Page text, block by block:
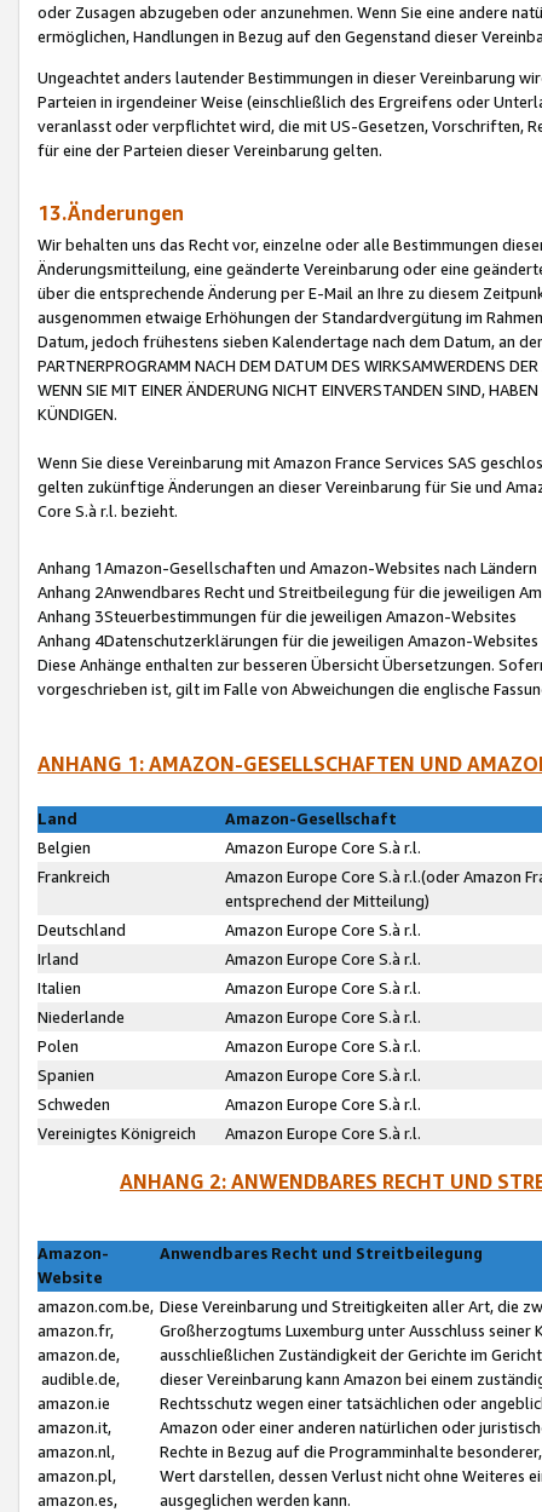
oder Zusagen abzugeben oder anzunehmen. Wenn Sie eine andere
ermöglichen, Handlungen in Bezug auf den Gegenstand dieser
Ungeachtet anders lautender Bestimmungen in dieser Vereinbarung
Parteien in irgendeiner Weise (einschließlich des Ergreifens oder
veranlasst oder verpflichtet wird, die mit US-Gesetzen, Vorschriften,
für eine der Parteien dieser Vereinbarung gelten.
13.Änderungen
Wir behalten uns das Recht vor, einzelne oder alle Bestimmungen
Änderungsmitteilung, eine geänderte Vereinbarung oder eine
über die entsprechende Änderung per E-Mail an Ihre zu diesem
ausgenommen etwaige Erhöhungen der Standardvergütung im
Datum, jedoch frühestens sieben Kalendertage nach dem Datum, an
PARTNERPROGRAMM NACH DEM DATUM DES WIRKSAMWERDENS
WENN SIE MIT EINER ÄNDERUNG NICHT EINVERSTANDEN SIND,
KÜNDIGEN.
Wenn Sie diese Vereinbarung mit Amazon France Services SAS
gelten zukünftige Änderungen an dieser Vereinbarung für Sie und
Core S.à r.l. bezieht.
Anhang 1Amazon-Gesellschaften und Amazon-Websites nach Ländern
Anhang 2Anwendbares Recht und Streitbeilegung für die jeweiligen
Anhang 3Steuerbestimmungen für die jeweiligen Amazon-Websites
Anhang 4Datenschutzerklärungen für die jeweiligen Amazon-Websites
Diese Anhänge enthalten zur besseren Übersicht Übersetzungen.
vorgeschrieben ist, gilt im Falle von Abweichungen die englische
ANHANG 1: AMAZON-GESELLSCHAFTEN UND
Land
Amazon-Gesellschaft
Belgien
Amazon Europe Core S.à r.l.
Frankreich
Amazon Europe Core S.à r.l.(oder Amazon
entsprechend der Mitteilung)
Deutschland
Amazon Europe Core S.à r.l.
Irland
Amazon Europe Core S.à r.l.
Italien
Amazon Europe Core S.à r.l.
Niederlande
Amazon Europe Core S.à r.l.
Polen
Amazon Europe Core S.à r.l.
Spanien
Amazon Europe Core S.à r.l.
Schweden
Amazon Europe Core S.à r.l.
Vereinigtes Königreich
Amazon Europe Core S.à r.l.
ANHANG 2: ANWENDBARES RECHT UND
Amazon-
Website
Anwendbares Recht und Streitbeilegung
amazon.com.be,
amazon.fr,
amazon.de,
audible.de,
amazon.ie
amazon.it,
amazon.nl,
amazon.pl,
amazon.es,
Diese Vereinbarung und Streitigkeiten aller Art, die
Großherzogtums Luxemburg unter Ausschluss
ausschließlichen Zuständigkeit der Gerichte im
dieser Vereinbarung kann Amazon bei einem
Rechtsschutz wegen einer tatsächlichen oder
Amazon oder einer anderen natürlichen oder
Rechte in Bezug auf die Programminhalte
Wert darstellen, dessen Verlust nicht ohne Weiteres
ausgeglichen werden kann.